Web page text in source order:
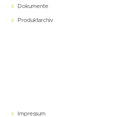
Dokumente
Produktarchiv
Impressum